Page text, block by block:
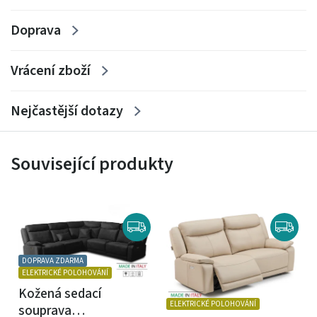
Potah:Italská kůže Spessorata (tloušťka 1,3-1,5 mm)
Doprava
Vrácení zboží
Nejčastější dotazy
Související produkty
ELEKTRICKÉ POLOHOVÁNÍ
DOPRAVA ZDARMA
Kožená sedací
souprava
ELEKTRICKÉ POLOHOVÁNÍ